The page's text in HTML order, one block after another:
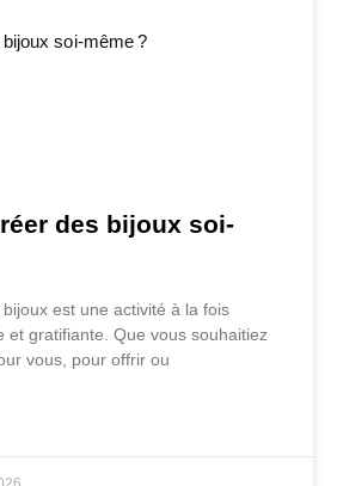
des bijoux soi-
est une activité à la fois
et gratifiante. Que vous souhaitiez
vous, pour offrir ou